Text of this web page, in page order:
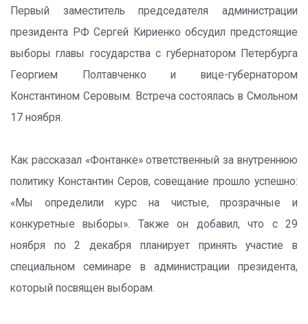
Первый заместитель председателя администрации
президента РФ Сергей Кириенко обсудил предстоящие
выборы главы государства с губернатором Петербурга
Георгием Полтавченко и вице-губернатором
Константином Серовым. Встреча состоялась в Смольном
17 ноября.
Как рассказал «Фонтанке» ответственный за внутреннюю
политику Константин Серов, совещание прошло успешно:
«Мы определили курс на чистые, прозрачные и
конкуретные выборы». Также он добавил, что с 29
ноября по 2 декабря планирует принять участие в
специальном семинаре в администрации президента,
который посвящен выборам.